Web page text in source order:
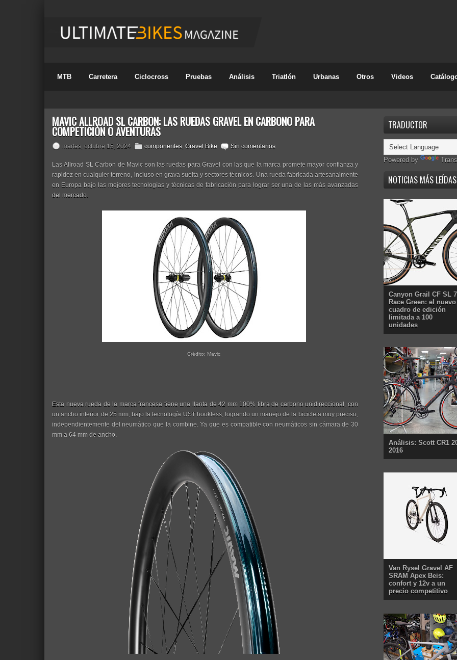
MTB Carretera Ciclocross Pruebas Análisis Triatlón Urbanas Otros Videos
MAVIC ALLROAD SL CARBON: LAS RUEDAS GRAVEL EN CARBONO PARA
COMPETICIÓN O AVENTURAS
martes, octubre 15, 2024 componentes, Gravel Bike Sin comentarios
Las Allroad SL Carbon de Mavic son las ruedas para Gravel con las que la marca promete mayor confianza y
rapidez en cualquier terreno, incluso en grava suelta y sectores técnicos. Una rueda fabricada artesanalmente
en Europa bajo las mejores tecnologías y técnicas de fabricación para lograr ser una de las más avanzadas
del mercado.
Crédito: Mavic
Esta nueva rueda de la marca francesa tiene una llanta de 42 mm 100% fibra de carbono unidireccional, con
un ancho interior de 25 mm, bajo la tecnología UST hookless, logrando un manejo de la bicicleta muy preciso,
independientemente del neumático que la combine. Ya que es compatible con neumáticos sin cámara de 30
mm a 64 mm de ancho.
TRADUCTOR
Powered by
NOTICIAS MÁS LEÍDAS
Canyon Grail CF SL 7
Race Green: el nuevo
cuadro de edición
limitada a 100
unidades
Análisis: Scott CR1
2016
Van Rysel Gravel AF
SRAM Apex Beis:
confort y 12v a un
precio competitivo